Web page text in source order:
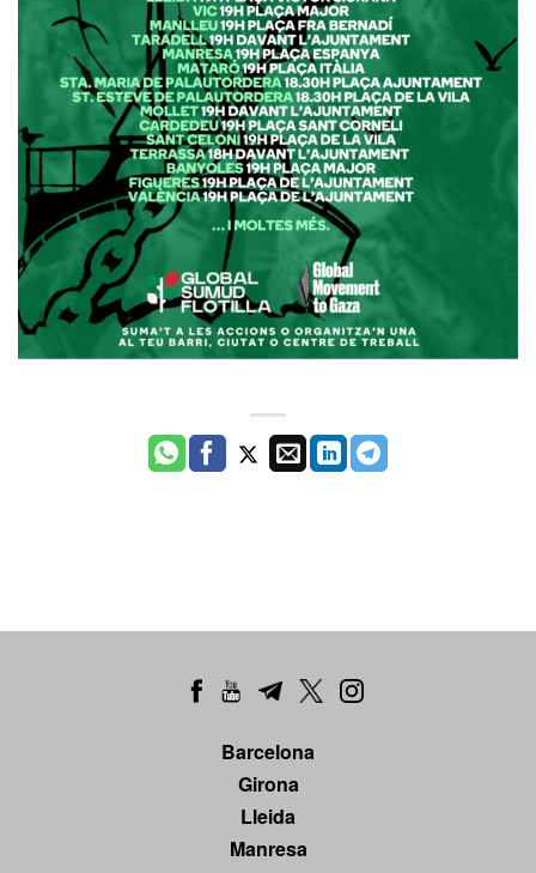
Barcelona
Girona
Lleida
Manresa